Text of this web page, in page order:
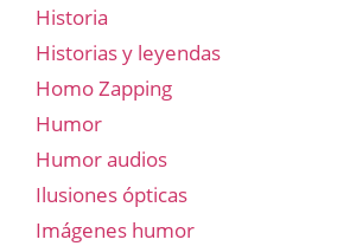
Historia
Historias y leyendas
Homo Zapping
Humor
Humor audios
Ilusiones ópticas
Imágenes humor